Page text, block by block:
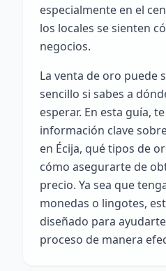
especialmente en el
los locales se sienten
negocios.
La venta de oro puede
sencillo si sabes a
esperar. En esta guía,
información clave
en Écija, qué tipos de
cómo asegurarte de
precio. Ya sea que
monedas o lingotes,
diseñado para
proceso de manera